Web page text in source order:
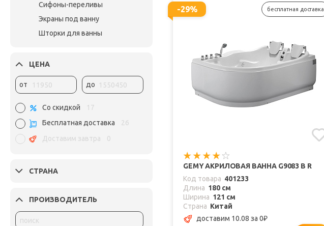
Сифоны-переливы
Экраны под ванну
Шторки для ванны
ЦЕНА
от до
Со скидкой
17
Бесплатная доставка
26
Доставим завтра
0
СТРАНА
ПРОИЗВОДИТЕЛЬ
-29% бесплатная доставка
GEMY АКРИЛОВАЯ ВАННА G9083 B R
Код товара 401233
Длина 180 см
Ширина 121 см
Страна Китай
доставим 10.08 за 0₽